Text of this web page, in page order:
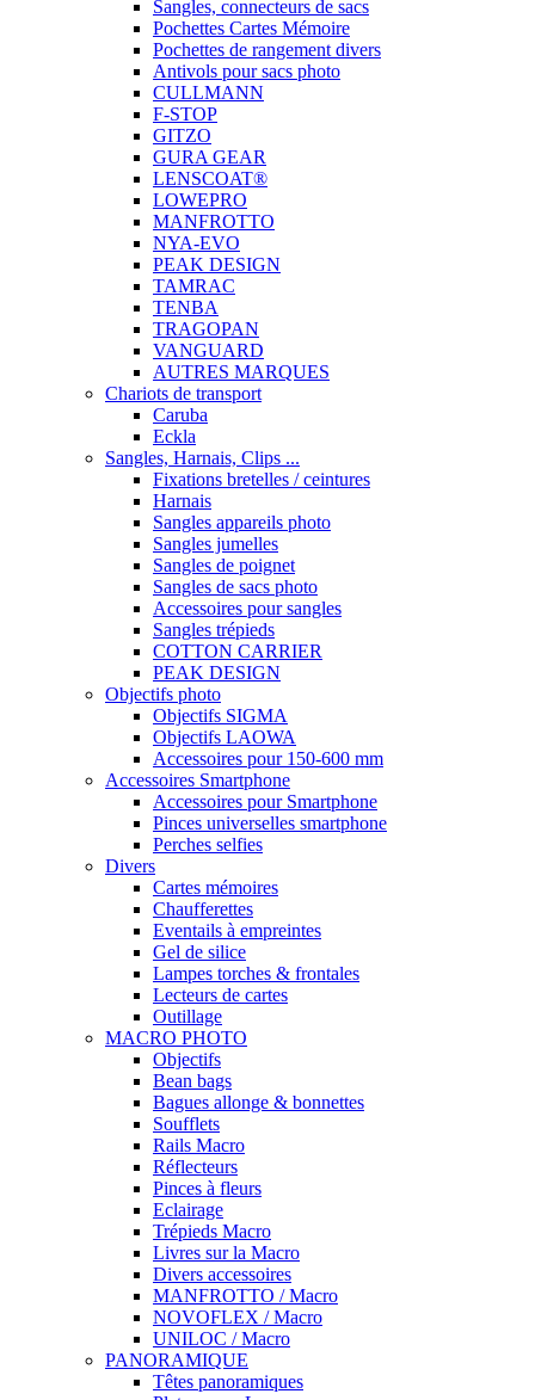
Sangles, connecteurs de sacs
Pochettes Cartes Mémoire
Pochettes de rangement divers
Antivols pour sacs photo
CULLMANN
F-STOP
GITZO
GURA GEAR
LENSCOAT®
LOWEPRO
MANFROTTO
NYA-EVO
PEAK DESIGN
TAMRAC
TENBA
TRAGOPAN
VANGUARD
AUTRES MARQUES
Chariots de transport
Caruba
Eckla
Sangles, Harnais, Clips ...
Fixations bretelles / ceintures
Harnais
Sangles appareils photo
Sangles jumelles
Sangles de poignet
Sangles de sacs photo
Accessoires pour sangles
Sangles trépieds
COTTON CARRIER
PEAK DESIGN
Objectifs photo
Objectifs SIGMA
Objectifs LAOWA
Accessoires pour 150-600 mm
Accessoires Smartphone
Accessoires pour Smartphone
Pinces universelles smartphone
Perches selfies
Divers
Cartes mémoires
Chaufferettes
Eventails à empreintes
Gel de silice
Lampes torches & frontales
Lecteurs de cartes
Outillage
MACRO PHOTO
Objectifs
Bean bags
Bagues allonge & bonnettes
Soufflets
Rails Macro
Réflecteurs
Pinces à fleurs
Eclairage
Trépieds Macro
Livres sur la Macro
Divers accessoires
MANFROTTO / Macro
NOVOFLEX / Macro
UNILOC / Macro
PANORAMIQUE
Têtes panoramiques